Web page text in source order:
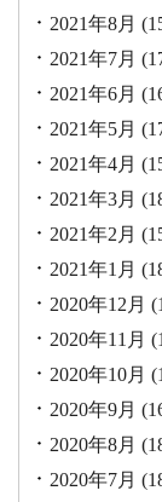
2021年8月
2021年7月
2021年6月
2021年5月
2021年4月
2021年3月
2021年2月
2021年1月
2020年12月
2020年11月
2020年10月
2020年9月
2020年8月
2020年7月